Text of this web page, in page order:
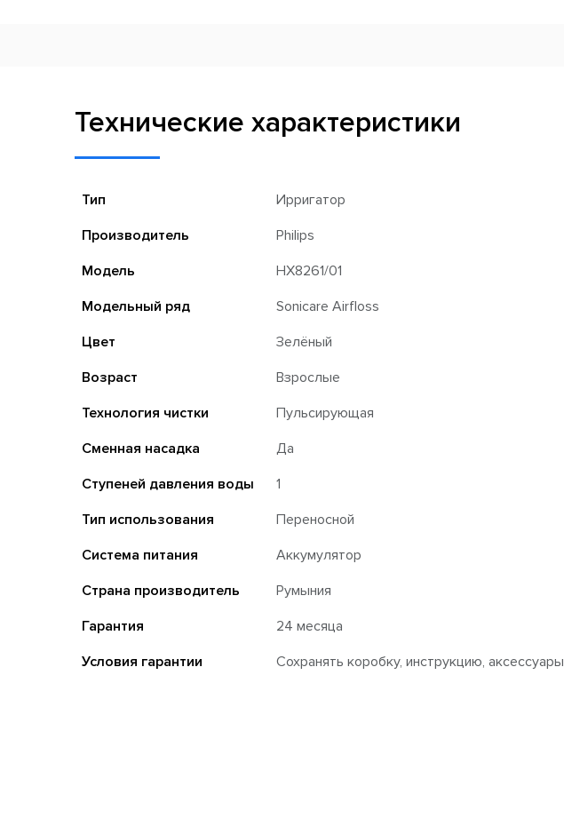
Технические характеристики
Тип
Ирригатор
Производитель
Philips
Модель
HX8261/01
Модельный ряд
Sonicare Airfloss
Цвет
Зелёный
Возраст
Взрослые
Технология чистки
Пульсирующая
Сменная насадка
Да
Ступеней давления воды
1
Тип использования
Переносной
Система питания
Аккумулятор
Страна производитель
Румыния
Гарантия
24 месяца
Условия гарантии
Сохранять коробку, инструкцию, аксессуары